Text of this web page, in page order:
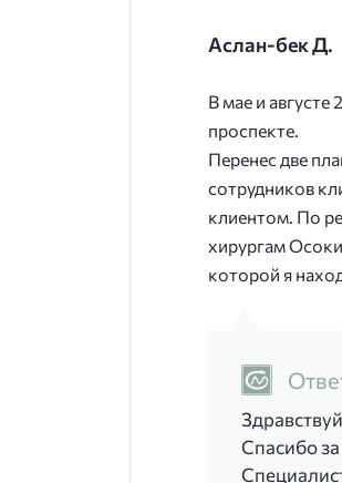
Аслан-бек Д.
В мае и
проспекте.
Перенес две
сотрудников
клиентом. По
хирургам
которой я
Спасибо